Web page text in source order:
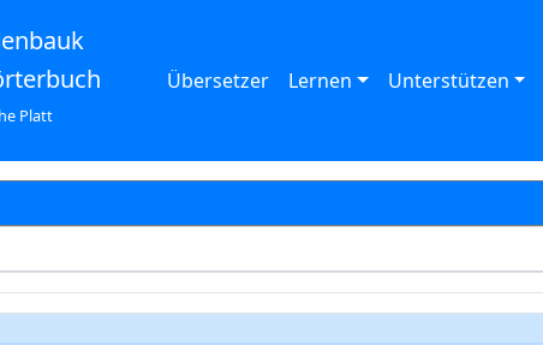
Platt
Übersetzer Lernen Unterstützen